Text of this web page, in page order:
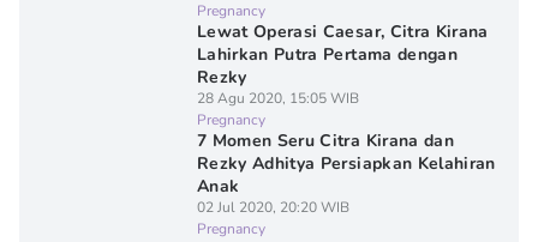
Pregnancy
Lewat Operasi Caesar, Citra Kirana
Lahirkan Putra Pertama dengan
Rezky
28 Agu 2020, 15:05 WIB
Pregnancy
7 Momen Seru Citra Kirana dan
Rezky Adhitya Persiapkan Kelahiran
Anak
02 Jul 2020, 20:20 WIB
Pregnancy